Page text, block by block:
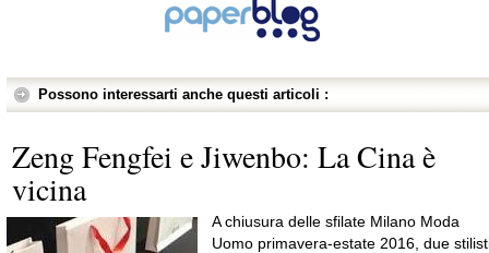
Possono interessarti anche questi articoli :
Zeng Fengfei e Jiwenbo: La Cina è
vicina
A chiusura delle sfilate Milano Moda
Uomo primavera-estate 2016, due